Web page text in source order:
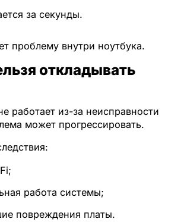
за секунды.
проблему внутри ноутбука.
откладывать
работает из-за неисправности
может прогрессировать.
работа системы;
повреждения платы.